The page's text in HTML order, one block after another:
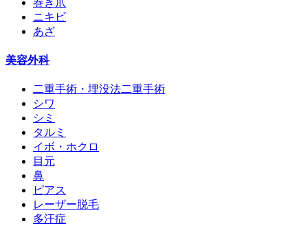
ニキビ
あざ
美容外科
二重手術・埋没法二重手術
シワ
シミ
タルミ
イボ・ホクロ
目元
鼻
ピアス
レーザー脱毛
多汗症